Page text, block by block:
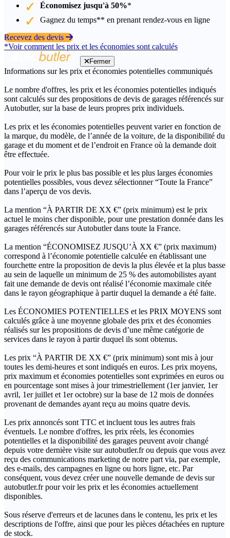
Économisez jusqu'à 50%*
Gagnez du temps** en prenant rendez-vous en ligne
Recevez des devis
*Voir comment les prix et les économies sont calculés
Fermer
Informations sur les prix et économies potentielles communiqués
Le nombre d'offres, les prix et les économies potentielles indiqués
sont calculés sur des propositions de devis de garages référencés sur
Autobutler, sur la base de leurs propres prix individuels.
Les prix et les économies potentielles peuvent varier en fonction de
la marque, du modèle, de l’année de la voiture, de la disponibilité du
garage et du moment et de l’endroit en France où la demande doit
être effectuée.
Pour voir le prix le plus bas possible et les plus larges économies
potentielles possibles, vous devez sélectionner “Toute la France”
dans l’aperçu de vos devis.
La mention “À PARTIR DE XX €” (prix minimum) est le prix
actuel le moins cher disponible, pour une prestation donnée dans les
garages référencés sur Autobutler dans toute la France.
La mention “ÉCONOMISEZ JUSQU’À XX €” (prix maximum)
correspond à l’économie potentielle calculée en établissant une
fourchette entre la proposition de devis la plus élevée et la plus basse
au sein de laquelle un minimum de 25 % des automobilistes ayant
fait une demande de devis ont réalisé l’économie maximale citée
dans le rayon géographique à partir duquel la demande a été faite.
Les ÉCONOMIES POTENTIELLES et les PRIX MOYENS sont
calculés grâce à une moyenne globale des prix et des économies
réalisés sur les propositions de devis d’une même catégorie de
services dans le rayon à partir duquel ils sont obtenus.
Les prix “À PARTIR DE XX €” (prix minimum) sont mis à jour
toutes les demi-heures et sont indiqués en euros. Les prix moyens,
prix maximum et économies potentielles sont exprimées en euros ou
en pourcentage sont mises à jour trimestriellement (1er janvier, 1er
avril, 1er juillet et 1er octobre) sur la base de 12 mois de données
provenant de demandes ayant reçu au moins quatre devis.
Les prix annoncés sont TTC et incluent tous les autres frais
éventuels. Le nombre d'offres, les prix réels, les économies
potentielles et la disponibilité des garages peuvent avoir changé
depuis votre dernière visite sur autobutler.fr ou depuis que vous avez
reçu des communications marketing de notre part via, par exemple,
des e-mails, des campagnes en ligne ou hors ligne, etc. Par
conséquent, vous devez créer une nouvelle demande de devis sur
autobutler.fr pour voir les prix et les économies actuellement
disponibles.
Sous réserve d'erreurs et de lacunes dans le contenu, les prix et les
descriptions de l'offre, ainsi que pour les pièces détachées en rupture
de stock.